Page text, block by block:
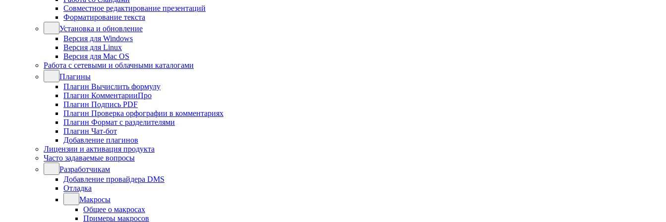
Совместное редактирование презентаций
Форматирование текста
Установка и обновление
Версия для Windows
Версия для Linux
Версия для Mac OS
Работа с сетевыми и облачными каталогами
Плагины
Плагин Вычислить формулу
Плагин КомментарииПро
Плагин Подпись PDF
Плагин Проверка орфографии в комментариях
Плагин Формат с разделителями
Плагин Чат-бот
Добавление плагинов
Лицензии и активация продукта
Часто задаваемые вопросы
Разработчикам
Добавление провайдера DMS
Отладка
Макросы
Общее о макросах
Примеры макросов